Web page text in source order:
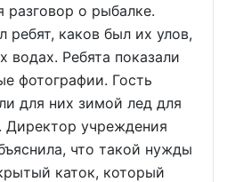
разговор о рыбалке.
ребят, каков был их улов,
водах. Ребята показали
фотографии. Гость
для них зимой лед для
Директор учреждения
что такой нужды
каток, который